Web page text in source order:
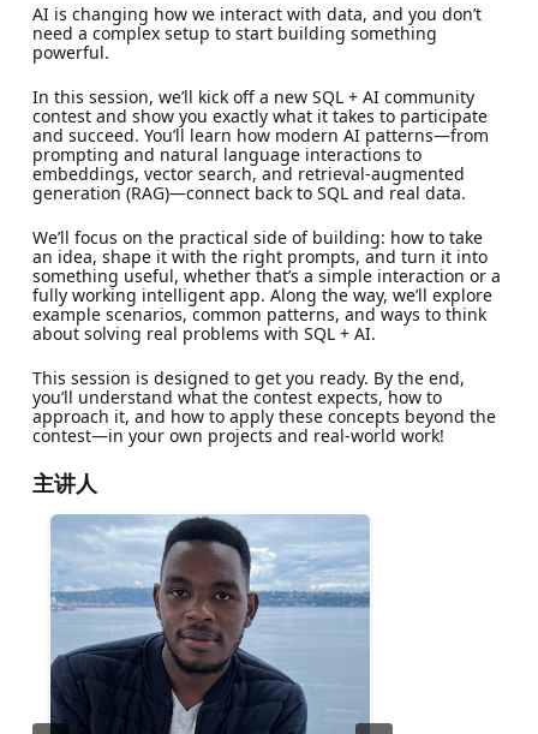
AI is changing how we interact with data, and you don’t
need a complex setup to start building something
powerful.
In this session, we’ll kick off a new SQL + AI community
contest and show you exactly what it takes to participate
and succeed. You’ll learn how modern AI patterns—from
prompting and natural language interactions to
embeddings, vector search, and retrieval-augmented
generation (RAG)—connect back to SQL and real data.
We’ll focus on the practical side of building: how to take
an idea, shape it with the right prompts, and turn it into
something useful, whether that’s a simple interaction or a
fully working intelligent app. Along the way, we’ll explore
example scenarios, common patterns, and ways to think
about solving real problems with SQL + AI.
This session is designed to get you ready. By the end,
you’ll understand what the contest expects, how to
approach it, and how to apply these concepts beyond the
contest—in your own projects and real-world work!
主讲人